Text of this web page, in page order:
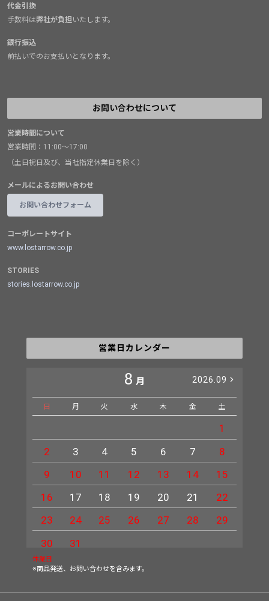
代金引換
手数料は弊社が負担いたします。
銀行振込
前払いでのお支払いとなります。
お問い合わせについて
営業時間について
営業時間：11:00～17:00
（土日祝日及び、当社指定休業日を除く）
メールによるお問い合わせ
お問い合わせフォーム
コーポレートサイト
www.lostarrow.co.jp
STORIES
stories.lostarrow.co.jp
営業日カレンダー
8 月 2026.09
日 月 火 水 木 金 土
1
2
3 4 5 6 7
8
9
10 11 12 13 14
15
16
17 18 19 20 21
22
23
24 25 26 27 28
29
30
31
休業日
※商品発送、お問い合わせを含みます。